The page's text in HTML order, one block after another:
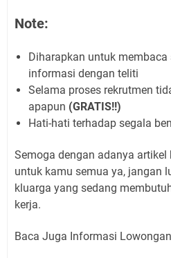
Note:
Diharapkan untuk membaca
informasi dengan teliti
Selama proses rekrutmen
apapun (GRATIS!!)
Hati-hati terhadap segala
Semoga dengan adanya
untuk kamu semua ya, jangan
kluarga yang sedang
kerja.
Baca Juga Informasi